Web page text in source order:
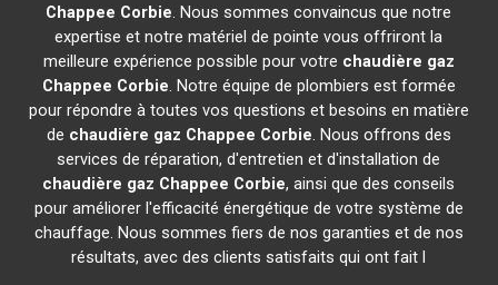
Chappee Corbie. Nous sommes convaincus que notre
expertise et notre matériel de pointe vous offriront la
meilleure expérience possible pour votre chaudière gaz
Chappee Corbie. Notre équipe de plombiers est formée
pour répondre à toutes vos questions et besoins en matière
de chaudière gaz Chappee Corbie. Nous offrons des
services de réparation, d'entretien et d'installation de
chaudière gaz Chappee Corbie, ainsi que des conseils
pour améliorer l'efficacité énergétique de votre système de
chauffage. Nous sommes fiers de nos garanties et de nos
résultats, avec des clients satisfaits qui ont fait l